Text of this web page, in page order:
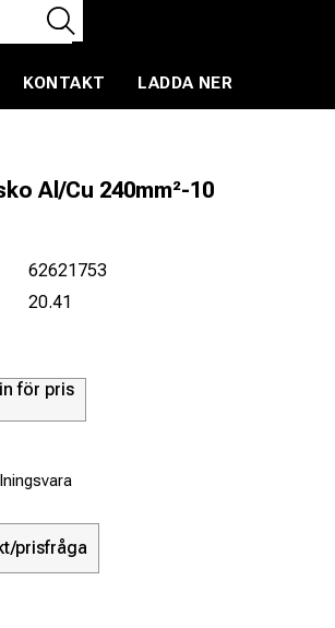
KONTAKT LADDA NER
Al/Cu 240mm²-10
62621753
20.41
för pris
prisfråga